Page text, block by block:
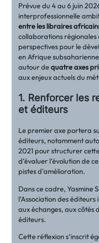
Prévue du 4 au 6 juin
interprofessionnelle
entre les libraires
collaborations régionales
perspectives pour le
en Afrique
autour dequatre axes
aux enjeux actuels du
1. Renforcer les
et éditeurs
Le premier axe portera
éditeurs, notamment
2021 pour structurer
d’évaluer l’évolution de
pistes d’amélioration.
Dans ce cadre, Yasmine
l’Association des
aux échanges, aux côtés
éditeurs.
Cette réflexion s’inscrit